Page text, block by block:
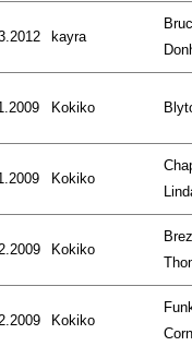
kayra
Kokiko
Kokiko
Kokiko
Kokiko